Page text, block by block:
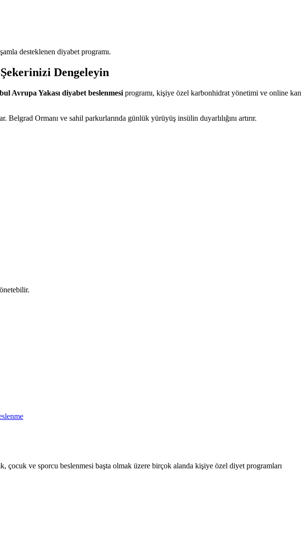
desteklenen diyabet programı.
Dengeleyin
Avrupa Yakası diyabet beslenmesi programı, kişiye özel karbonhidrat yönetimi ve online kan
Ormanı ve sahil parkurlarında günlük yürüyüş insülin duyarlılığını artırır.
ve sporcu beslenmesi başta olmak üzere birçok alanda kişiye özel diyet programları